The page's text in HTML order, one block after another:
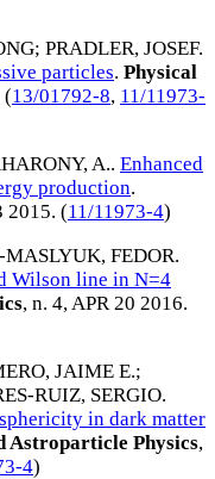
; PRADLER, JOSEF.
particles. Physical
(13/01792-8, 11/11973-
A.. Enhanced
production.
2015. (11/11973-4)
FEDOR.
Wilson line in N=4
, n. 4,APR 20 2016.
JAIME E.;
RUIZ, SERGIO.
in dark matter
Astroparticle Physics,
4)